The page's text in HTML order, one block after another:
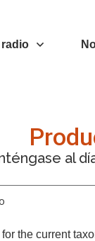
radio
al
the current